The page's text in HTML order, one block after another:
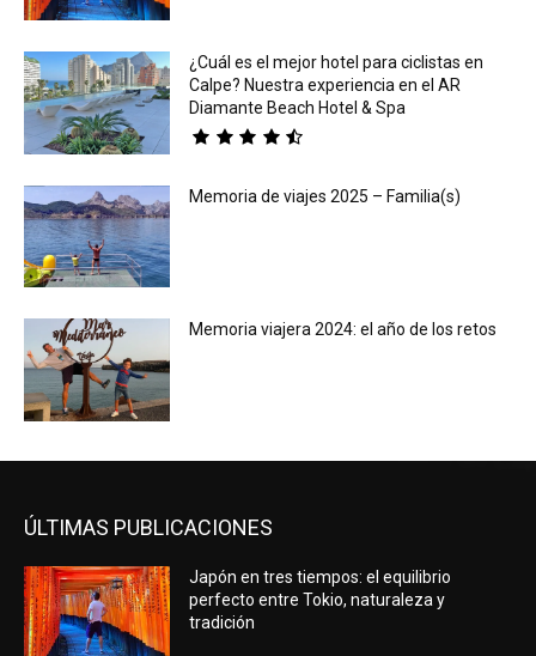
¿Cuál es el mejor hotel para ciclistas en
Calpe? Nuestra experiencia en el AR
Diamante Beach Hotel & Spa
Memoria de viajes 2025 – Familia(s)
Memoria viajera 2024: el año de los retos
ÚLTIMAS PUBLICACIONES
Japón en tres tiempos: el equilibrio
perfecto entre Tokio, naturaleza y
tradición